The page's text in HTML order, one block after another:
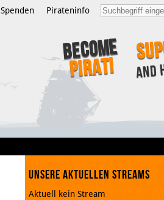
Spenden Pirateninfo
Become
Pirat! and
Unsere aktuellen Streams
Aktuell kein Stream